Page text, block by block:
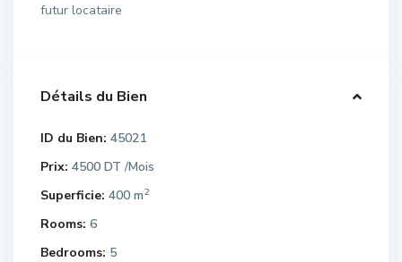
futur locataire
Détails du Bien
ID du Bien: 45021
Prix: 4500 DT /Mois
Superficie: 400 m2
Rooms: 6
Bedrooms: 5